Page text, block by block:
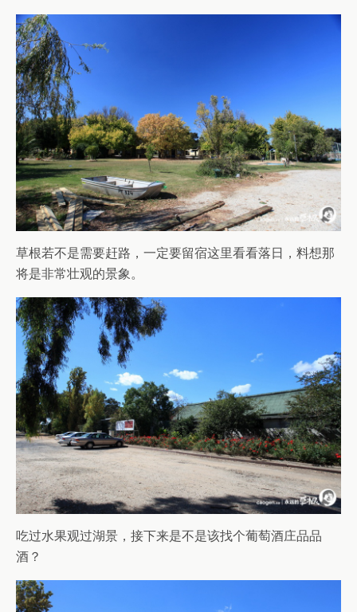
草根若不是需要赶路，一定要留宿这里看看落日，料想那
将是非常壮观的景象。
吃过水果观过湖景，接下来是不是该找个葡萄酒庄品品
酒？